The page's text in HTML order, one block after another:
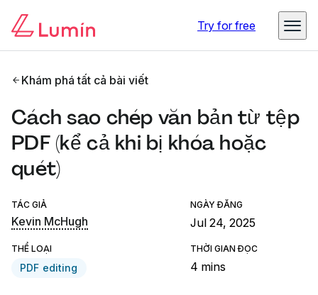
Try for free
Khám phá tất cả bài viết
Cách sao chép văn bản từ tệp
PDF (kể cả khi bị khóa hoặc
quét)
TÁC GIẢ
Kevin McHugh
NGÀY ĐĂNG
Jul 24, 2025
THỂ LOẠI
PDF editing
THỜI GIAN ĐỌC
4 mins